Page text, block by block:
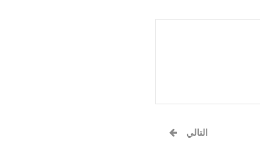
التالي